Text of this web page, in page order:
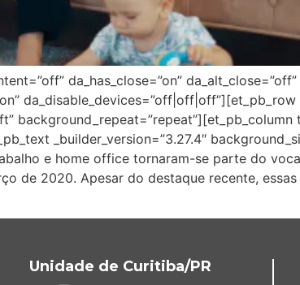
da_has_close=”on”
da_disable_devices=”off|off|off”][et_pb_row
background_repeat=”repeat”][et_pb_column
_builder_version=”3.27.4″
e home office tornaram-se parte do
de 2020. Apesar do destaque recente,
Unidade de Curitiba/PR